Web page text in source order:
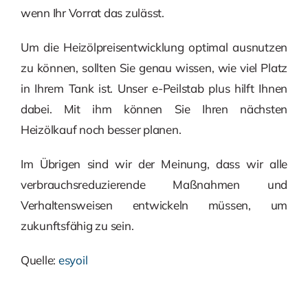
wenn Ihr Vorrat das zulässt.
Um die Heizölpreisentwicklung optimal ausnutzen
zu können, sollten Sie genau wissen, wie viel Platz
in Ihrem Tank ist. Unser e-Peilstab plus hilft Ihnen
dabei. Mit ihm können Sie Ihren nächsten
Heizölkauf noch besser planen.
Im Übrigen sind wir der Meinung, dass wir alle
verbrauchsreduzierende Maßnahmen und
Verhaltensweisen entwickeln müssen, um
zukunftsfähig zu sein.
Quelle: esyoil